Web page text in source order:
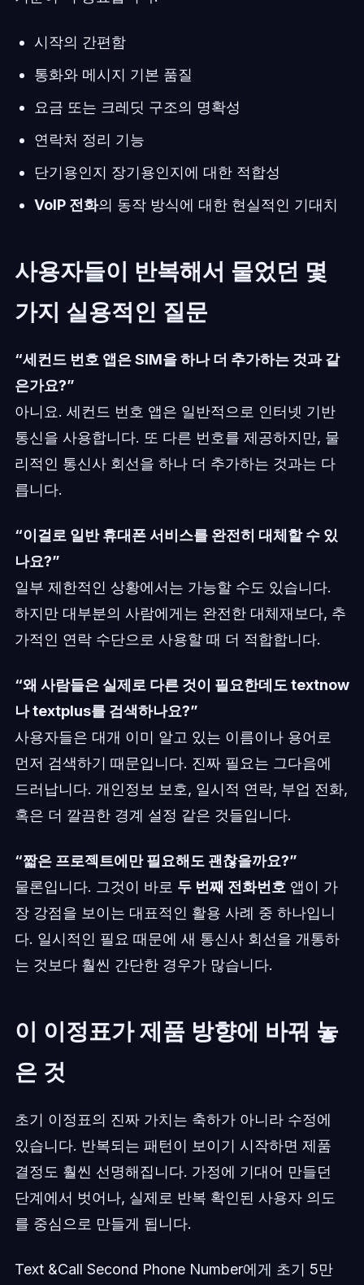
시작의 간편함
통화와 메시지 기본 품질
요금 또는 크레딧 구조의 명확성
연락처 정리 기능
단기용인지 장기용인지에 대한 적합성
VoIP 전화의 동작 방식에 대한 현실적인 기대치
사용자들이 반복해서 물었던 몇
가지 실용적인 질문
“세컨드 번호 앱은 SIM을 하나 더 추가하는 것과 같
은가요?”
아니요. 세컨드 번호 앱은 일반적으로 인터넷 기반
통신을 사용합니다. 또 다른 번호를 제공하지만, 물
리적인 통신사 회선을 하나 더 추가하는 것과는 다
릅니다.
“이걸로 일반 휴대폰 서비스를 완전히 대체할 수 있
나요?”
일부 제한적인 상황에서는 가능할 수도 있습니다.
하지만 대부분의 사람에게는 완전한 대체재보다, 추
가적인 연락 수단으로 사용할 때 더 적합합니다.
“왜 사람들은 실제로 다른 것이 필요한데도 textnow
나 textplus를 검색하나요?”
사용자들은 대개 이미 알고 있는 이름이나 용어로
먼저 검색하기 때문입니다. 진짜 필요는 그다음에
드러납니다. 개인정보 보호, 일시적 연락, 부업 전화,
혹은 더 깔끔한 경계 설정 같은 것들입니다.
“짧은 프로젝트에만 필요해도 괜찮을까요?”
물론입니다. 그것이 바로 두 번째 전화번호 앱이 가
장 강점을 보이는 대표적인 활용 사례 중 하나입니
다. 일시적인 필요 때문에 새 통신사 회선을 개통하
는 것보다 훨씬 간단한 경우가 많습니다.
이 이정표가 제품 방향에 바꿔 놓
은 것
초기 이정표의 진짜 가치는 축하가 아니라 수정에
있습니다. 반복되는 패턴이 보이기 시작하면 제품
결정도 훨씬 선명해집니다. 가정에 기대어 만들던
단계에서 벗어나, 실제로 반복 확인된 사용자 의도
를 중심으로 만들게 됩니다.
Text &Call Second Phone Number에게 초기 5만